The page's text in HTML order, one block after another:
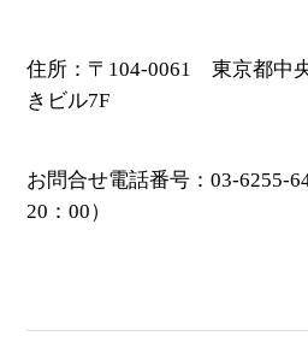
住所：〒104-0061 東京都中
きビル7F
お問合せ電話番号：03-6255-
20：00）